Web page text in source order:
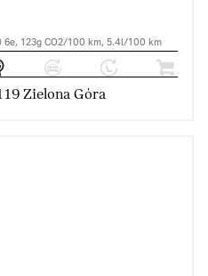
6e, 123g CO2/100 km, 5.4l/100 km
Zielona Góra